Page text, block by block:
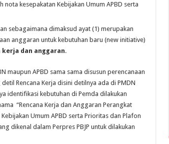
nota kesepakatan Kebijakan Umum APBD serta
sebagaimana dimaksud ayat (1) merupakan
anggaran untuk kebutuhan baru (new initiative)
kerja dan anggaran.
maupun APBD sama sama disusun perencanaan
Rencana Kerja disini detilnya ada di PMDN
identifikasi kebutuhan di Pemda dilakukan
“Rencana Kerja dan Anggaran Perangkat
Umum APBD serta Prioritas dan Plafon
dikenal dalam Perpres PBJP untuk dilakukan